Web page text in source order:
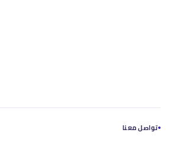
تواصل معنا